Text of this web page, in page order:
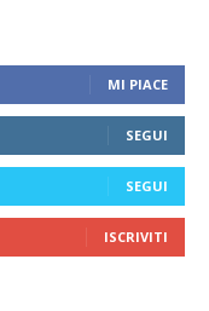
MI PIACE
SEGUI
SEGUI
ISCRIVITI